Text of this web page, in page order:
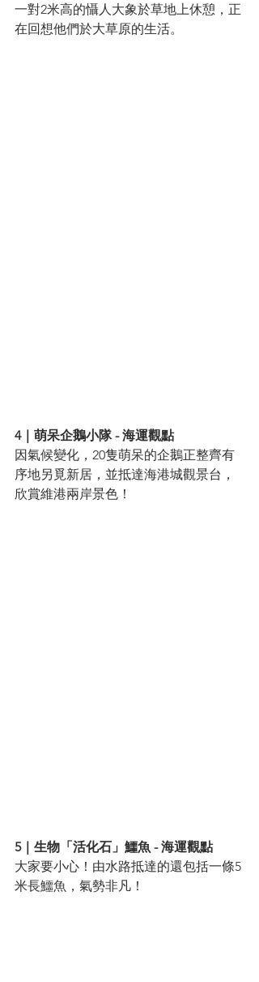
一對2米高的懾人大象於草地上休憩，正
在回想他們於大草原的生活。
4｜萌呆企鵝小隊 - 海運觀點
因氣候變化，20隻萌呆的企鵝正整齊有
序地另覓新居，並抵達海港城觀景台，
欣賞維港兩岸景色！
5｜生物「活化石」鱷魚 - 海運觀點
大家要小心！由水路抵達的還包括一條5
米長鱷魚，氣勢非凡！